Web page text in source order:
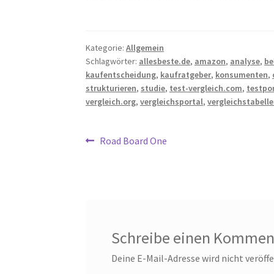
Kategorie:Allgemein
Schlagwörter: allesbeste.de, amazon, analyse,
kaufentscheidung, kaufratgeber, konsumenten,
strukturieren, studie, test-vergleich.com,
vergleich.org,vergleichsportal,
Beitragsnavigation
Vorheriger
Road Board One
Schreibe einen
Deine E-Mail-Adresse wird nicht